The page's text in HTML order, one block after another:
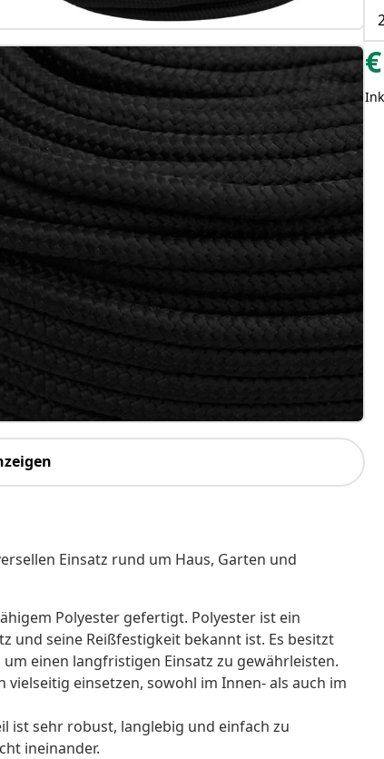
Einsatz rund um Haus, Garten und
Polyester gefertigt. Polyester ist ein
und seine Reißfestigkeit bekannt ist. Es besitzt
einen langfristigen Einsatz zu gewährleisten.
vielseitig einsetzen, sowohl im Innen- als auch im
ist sehr robust, langlebig und einfach zu
ineinander.
€